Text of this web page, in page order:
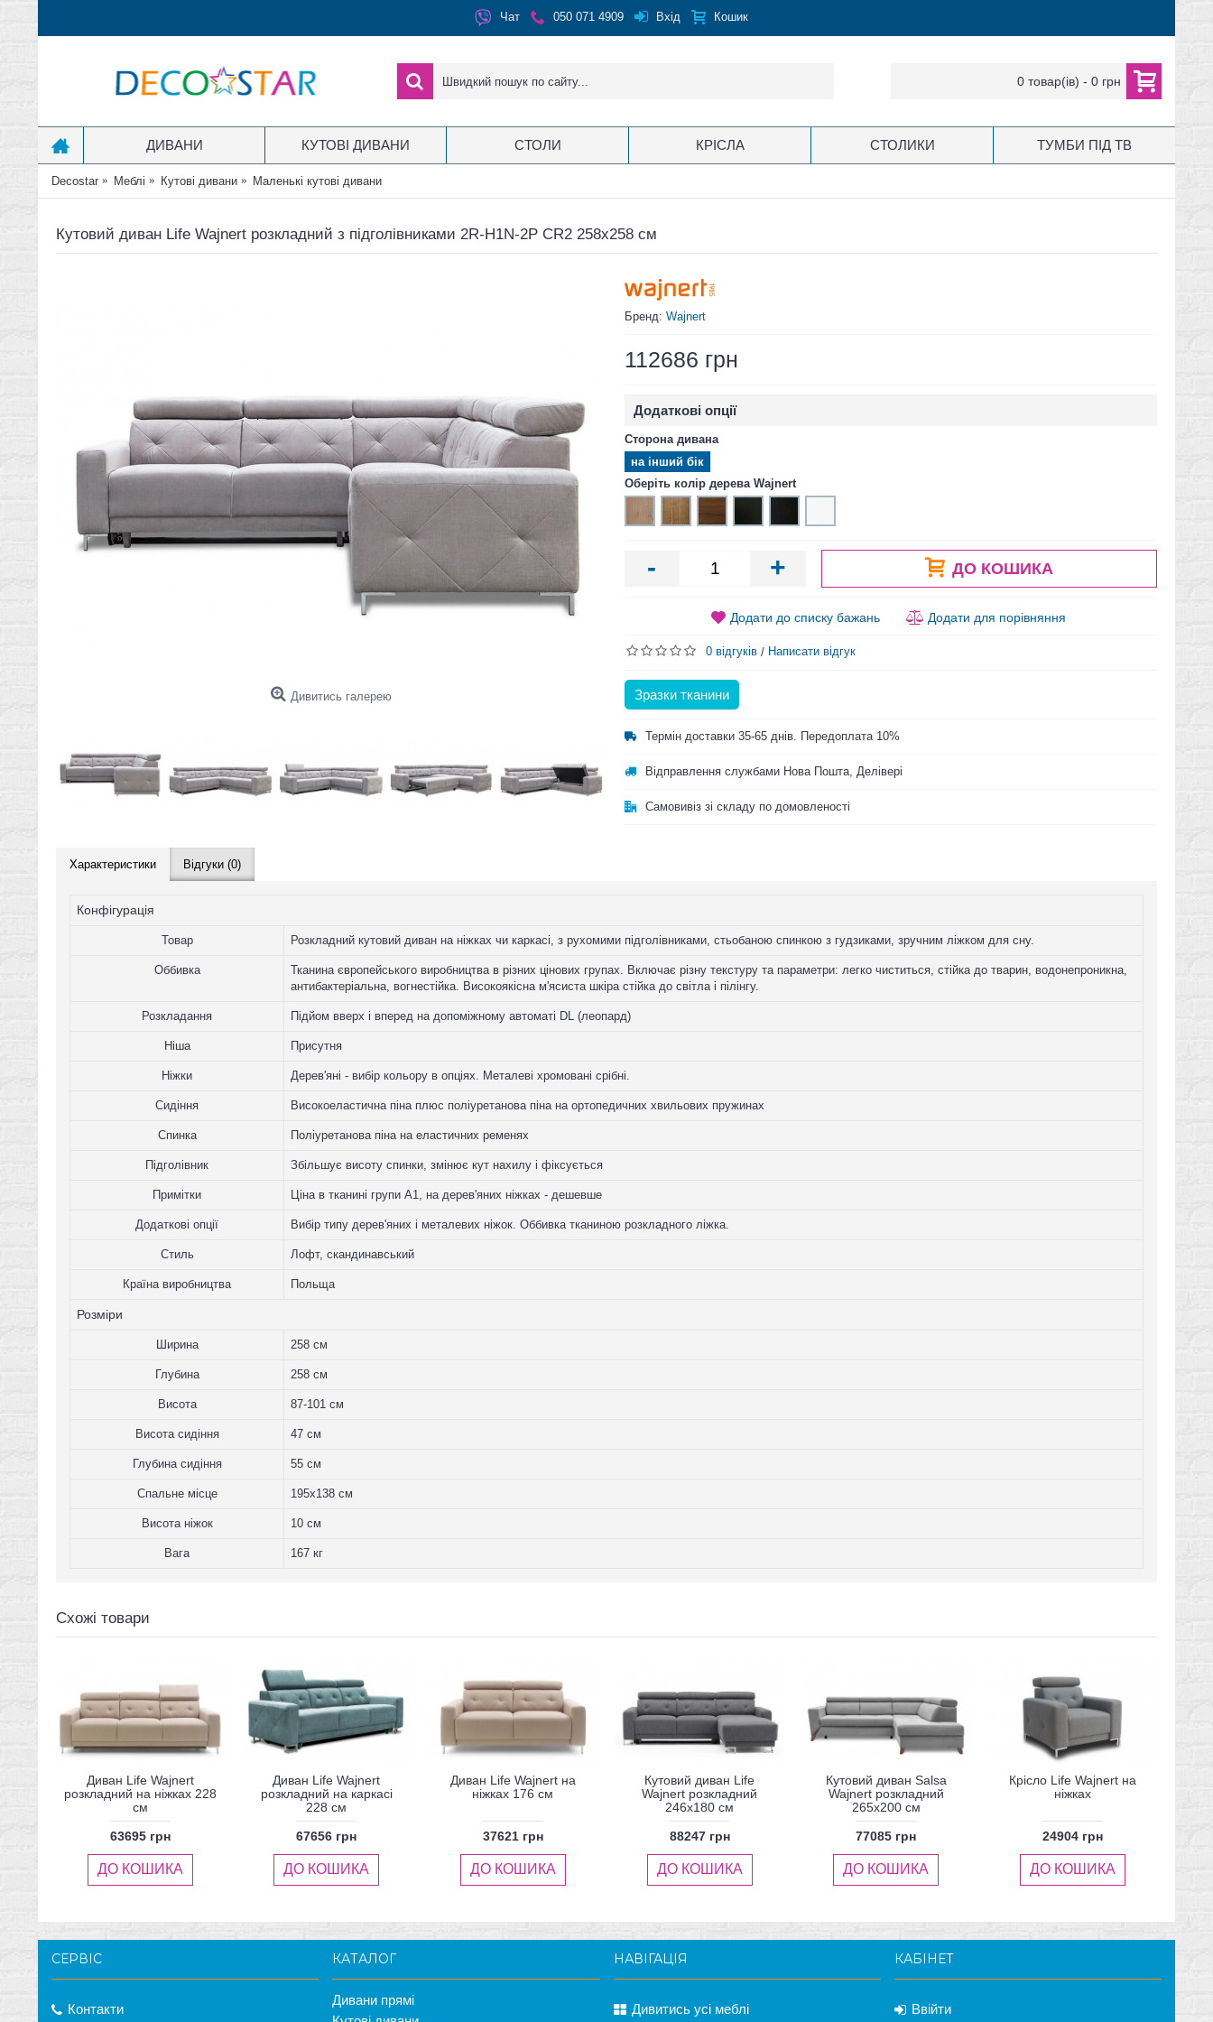
Чат 050 071 4909 Вхід Кошик
0 товар(ів) - 0 грн
ДИВАНИ КУТОВІ ДИВАНИ СТОЛИ КРІСЛА СТОЛИКИ ТУМБИ ПІД ТВ
Decostar Меблі Кутові дивани Маленькі кутові дивани
Кутовий диван Life Wajnert розкладний з підголівниками 2R-H1N-2P CR2 258x258 см
Дивитись галерею
Бренд: Wajnert
112686 грн
Додаткові опції
Сторона дивана
на інший бік
Оберіть колір дерева Wajnert
- + ДО КОШИКА
Додати до списку бажань Додати для порівняння
0 відгуків / Написати відгук
Зразки тканини
Термін доставки 35-65 днів. Передоплата 10%
Відправлення службами Нова Пошта, Делівері
Самовивіз зі складу по домовленості
Характеристики Відгуки (0)
Конфігурація
Товар Розкладний кутовий диван на ніжках чи каркасі, з рухомими підголівниками, стьобаною спинкою з гудзиками, зручним ліжком для сну.
Оббивка
Тканина європейського виробництва в різних цінових групах. Включає різну текстуру та параметри: легко чиститься, стійка до тварин, водонепроникна,
антибактеріальна, вогнестійка. Високоякісна м'ясиста шкіра стійка до світла і пілінгу.
Розкладання Підйом вверх і вперед на допоміжному автоматі DL (леопард)
Ніша Присутня
Ніжки Дерев'яні - вибір кольору в опціях. Металеві хромовані срібні.
Сидіння Високоеластична піна плюс поліуретанова піна на ортопедичних хвильових пружинах
Спинка Поліуретанова піна на еластичних ременях
Підголівник Збільшує висоту спинки, змінює кут нахилу і фіксується
Примітки Ціна в тканині групи A1, на дерев'яних ніжках - дешевше
Додаткові опції Вибір типу дерев'яних і металевих ніжок. Оббивка тканиною розкладного ліжка.
Стиль Лофт, скандинавський
Країна виробництва Польща
Розміри
Ширина 258 см
Глубина 258 см
Висота 87-101 см
Висота сидіння 47 см
Глубина сидіння 55 см
Спальне місце 195x138 см
Висота ніжок 10 см
Вага 167 кг
Схожі товари
Диван Life Wajnert
розкладний на ніжках 228
см
63695 грн
ДО КОШИКА
Диван Life Wajnert
розкладний на каркасі
228 см
67656 грн
ДО КОШИКА
Диван Life Wajnert на
ніжках 176 см
37621 грн
ДО КОШИКА
Кутовий диван Life
Wajnert розкладний
246x180 см
88247 грн
ДО КОШИКА
Кутовий диван Salsa
Wajnert розкладний
265x200 см
77085 грн
ДО КОШИКА
Крісло Life Wajnert на
ніжках
24904 грн
ДО КОШИКА
СЕРВІС
Контакти
КАТАЛОГ
Дивани прямі
НАВІГАЦІЯ
Дивитись усі меблі
КАБІНЕТ
Ввійти